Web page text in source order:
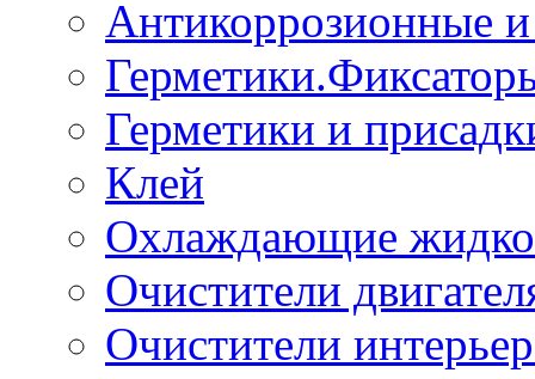
Антикоррозионные
Герметики и
Клей
Охлаждающие
Очистители
Очистители